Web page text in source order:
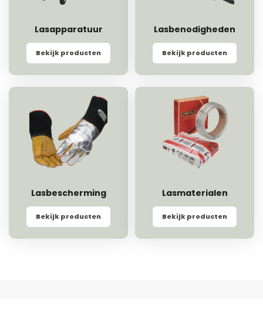
Lasapparatuur
Bekijk producten
Lasbenodigheden
Bekijk producten
Lasbescherming
Bekijk producten
Lasmaterialen
Bekijk producten